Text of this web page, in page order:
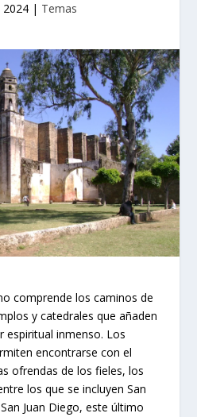
2024| Temas
comprende los caminos de
y catedrales que añaden
espiritual inmenso. Los
encontrarse con el
ofrendas de los fieles, los
los que se incluyen San
Juan Diego, este último